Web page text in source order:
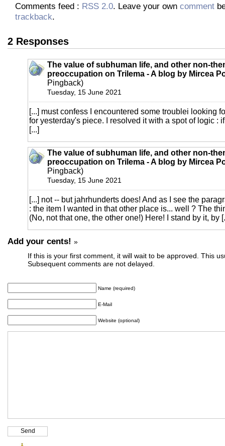
Comments feed : RSS 2.0. Leave your own comment
trackback.
2 Responses
The value of subhuman life, and other non-
preoccupation on Trilema - A blog by Mircea
Pingback)
Tuesday, 15 June 2021
[...] must confess I encountered some troublei looking
for yesterday's piece. I resolved it with a spot of logic :
[...]
The value of subhuman life, and other non-
preoccupation on Trilema - A blog by Mircea
Pingback)
Tuesday, 15 June 2021
[...] not -- but jahrhunderts does! And as I see the
: the item I wanted in that other place is... well ? The
(No, not that one, the other one!) Here! I stand by it, by
Add your cents! »
If this is your first comment, it will wait to be approved. This
Subsequent comments are not delayed.
Name (required)
E-Mail
Website (optional)